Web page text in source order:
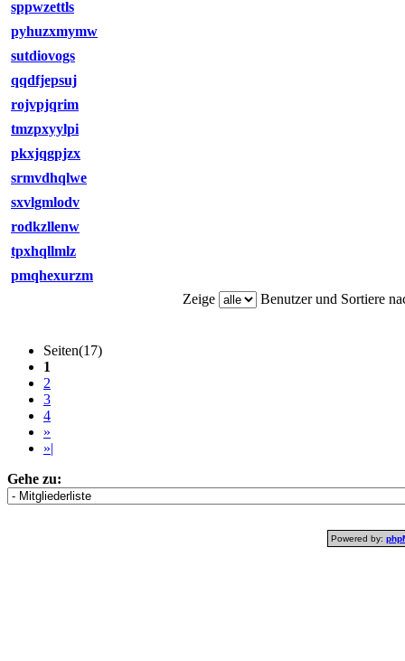
sppwzettls
pyhuzxmymw
sutdiovogs
qqdfjepsuj
rojvpjqrim
tmzpxyylpi
pkxjqgpjzx
srmvdhqlwe
sxvlgmlodv
rodkzllenw
tpxhqllmlz
pmqhexurzm
Zeige
Benutzer und Sortiere
Seiten(17)
1
2
3
4
»
»|
Gehe zu:
Powered by: